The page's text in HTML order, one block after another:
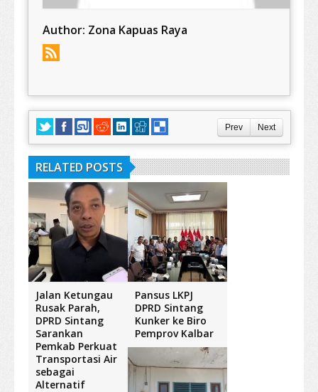
Author: Zona Kapuas Raya
Prev Next
RELATED POSTS
Jalan Ketungau
Rusak Parah,
DPRD Sintang
Sarankan
Pemkab Perkuat
Transportasi Air
sebagai
Alternatif
Pansus LKPJ
DPRD Sintang
Kunker ke Biro
Pemprov Kalbar